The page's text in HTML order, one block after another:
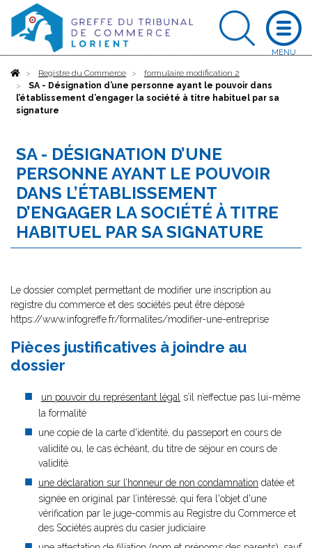
AccueilRegistre du Commerce
formulaire modification 2
SA - Désignation d’une personne ayant le pouvoir dans
l’établissement d’engager la société à titre habituel par sa
signature
SA - DÉSIGNATION D’UNE
PERSONNE AYANT LE POUVOIR
DANS L’ÉTABLISSEMENT
D’ENGAGER LA SOCIÉTÉ À TITRE
HABITUEL PAR SA SIGNATURE
Le dossier complet permettant de modifier une inscription au
registre du commerce et des sociétés peut être déposé
https://www.infogreffe.fr/formalites/modifier-une-entreprise
Pièces justificatives à joindre au
dossier
un pouvoir du représentant légal s’il n’effectue pas lui-même
la formalité
une copie de la carte d'identité, du passeport en cours de
validité ou, le cas échéant, du titre de séjour en cours de
validité.
une déclaration sur l’honneur de non condamnation datée et
signée en original par l’intéressé, qui fera l'objet d'une
vérification par le juge-commis au Registre du Commerce et
des Sociétés auprès du casier judiciaire